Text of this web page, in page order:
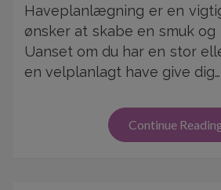
Haveplanlægning er en
ønsker at skabe en smuk og
Uanset om du har en stor
en velplanlagt have give dig…
Continue